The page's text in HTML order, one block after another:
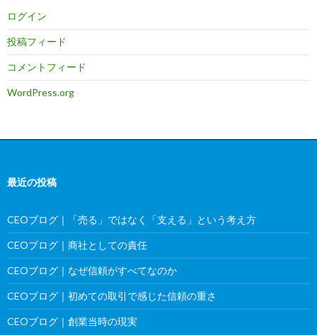
ログイン
投稿フィード
コメントフィード
WordPress.org
最近の投稿
CEOブログ｜「売る」ではなく「支える」という考え方
CEOブログ｜商社としての責任
CEOブログ｜なぜ信頼がすべてなのか
CEOブログ｜初めての取引で感じた信頼の重さ
CEOブログ｜創業当時の現実